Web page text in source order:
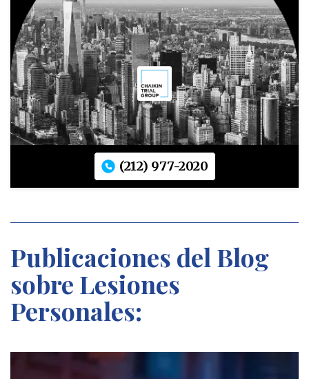
(212) 977-2020
Publicaciones del Blog
sobre Lesiones
Personales: